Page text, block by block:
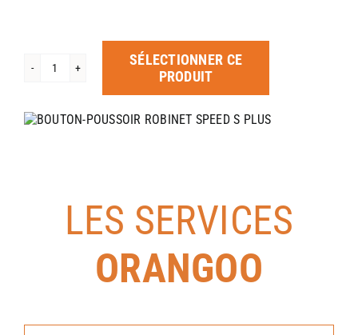
quantité
POUSSOIR
SÉLECTIONNER CE
PRODUIT
LES SERVICES
ORANGOO